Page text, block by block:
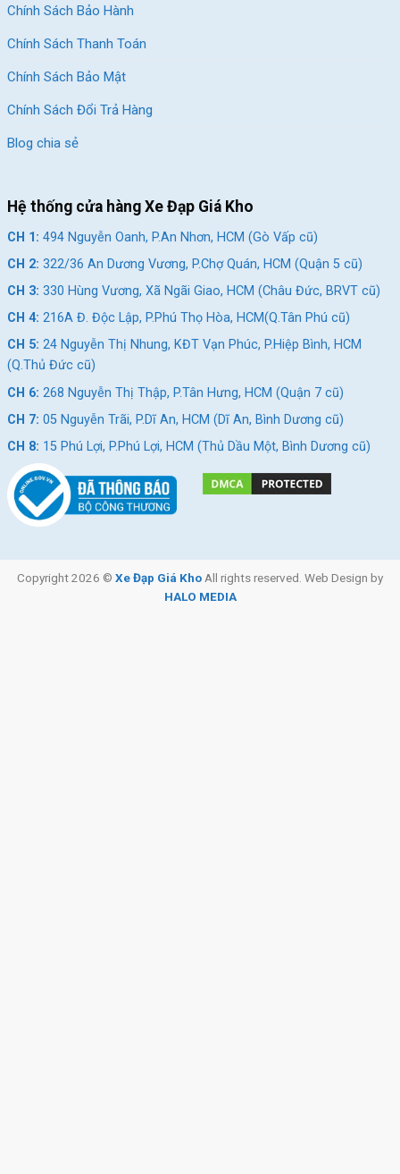
Chính Sách Bảo Hành
Chính Sách Thanh Toán
Chính Sách Bảo Mật
Chính Sách Đổi Trả Hàng
Blog chia sẻ
Hệ thống cửa hàng Xe Đạp Giá Kho
CH 1: 494 Nguyễn Oanh, P.An Nhơn, HCM (Gò Vấp cũ)
CH 2: 322/36 An Dương Vương, P.Chợ Quán, HCM (Quận 5 cũ)
CH 3: 330 Hùng Vương, Xã Ngãi Giao, HCM (Châu Đức, BRVT cũ)
CH 4: 216A Đ. Độc Lập, P.Phú Thọ Hòa, HCM(Q.Tân Phú cũ)
CH 5: 24 Nguyễn Thị Nhung, KĐT Vạn Phúc, P.Hiệp Bình, HCM
(Q.Thủ Đức cũ)
CH 6: 268 Nguyễn Thị Thập, P.Tân Hưng, HCM (Quận 7 cũ)
CH 7: 05 Nguyễn Trãi, P.Dĩ An, HCM (Dĩ An, Bình Dương cũ)
CH 8: 15 Phú Lợi, P.Phú Lợi, HCM (Thủ Dầu Một, Bình Dương cũ)
Copyright 2026 © Xe Đạp Giá Kho All rights reserved. Web Design by
HALO MEDIA